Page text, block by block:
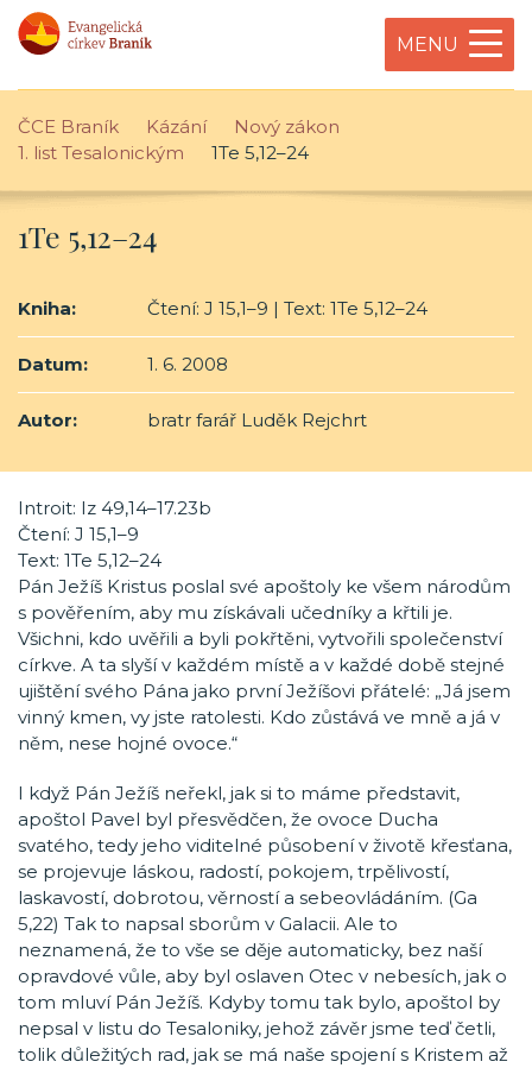
MENU
ČCE Braník Kázání
Nový zákon
1. list Tesalonickým
1Te 5,12–24
1Te 5,12–24
Kniha: Čtení: J 15,1–9 | Text: 1Te 5,12–24
Datum: 1. 6. 2008
Autor: bratr farář Luděk Rejchrt
Introit: Iz 49,14–17.23b
Čtení: J 15,1–9
Text: 1Te 5,12–24
Pán Ježíš Kristus poslal své apoštoly ke všem národům
s pověřením, aby mu získávali učedníky a křtili je.
Všichni, kdo uvěřili a byli pokřtěni, vytvořili společenství
církve. A ta slyší v každém místě a v každé době stejné
ujištění svého Pána jako první Ježíšovi přátelé: „Já jsem
vinný kmen, vy jste ratolesti. Kdo zůstává ve mně a já v
něm, nese hojné ovoce.“
I když Pán Ježíš neřekl, jak si to máme představit,
apoštol Pavel byl přesvědčen, že ovoce Ducha
svatého, tedy jeho viditelné působení v životě křesťana,
se projevuje láskou, radostí, pokojem, trpělivostí,
laskavostí, dobrotou, věrností a sebeovládáním. (Ga
5,22) Tak to napsal sborům v Galacii. Ale to
neznamená, že to vše se děje automaticky, bez naší
opravdové vůle, aby byl oslaven Otec v nebesích, jak o
tom mluví Pán Ježíš. Kdyby tomu tak bylo, apoštol by
nepsal v listu do Tesaloniky, jehož závěr jsme teď četli,
tolik důležitých rad, jak se má naše spojení s Kristem až